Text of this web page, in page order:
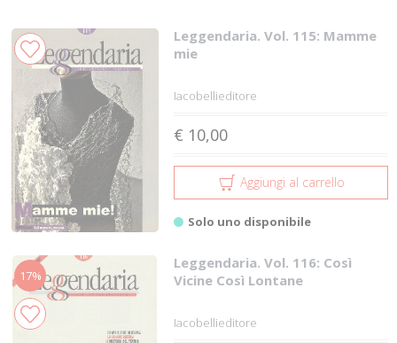
Leggendaria. Vol. 115: Mamme
mie
Iacobellieditore
€ 10,00
Aggiungi al carrello
Solo uno disponibile
17%
Leggendaria. Vol. 116: Così
Vicine Così Lontane
Iacobellieditore